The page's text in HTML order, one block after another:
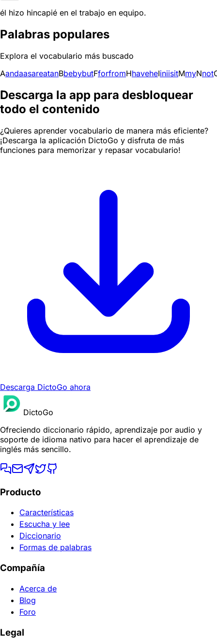
él hizo hincapié en el trabajo en equipo.
Palabras populares
Explora el vocabulario más buscado
AandaasareatanBbebybutFforfromHhaveheIiniisitMmyNnot
Descarga la app para desbloquear
todo el contenido
¿Quieres aprender vocabulario de manera más eficiente?
¡Descarga la aplicación DictoGo y disfruta de más
funciones para memorizar y repasar vocabulario!
Descarga DictoGo ahora
DictoGo
Ofreciendo diccionario rápido, aprendizaje por audio y
soporte de idioma nativo para hacer el aprendizaje de
inglés más sencillo.
Producto
Características
Escucha y lee
Diccionario
Formas de palabras
Compañía
Acerca de
Blog
Foro
Legal